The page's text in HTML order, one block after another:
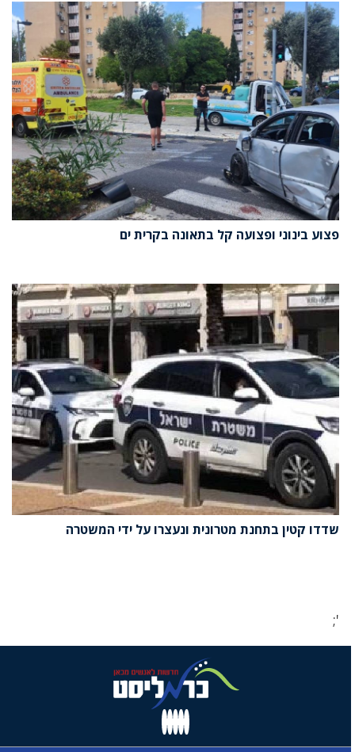
פצוע בינוני ופצועה קל בתאונה בקרית ים
שדדו קטין בתחנת מטרונית ונעצרו על ידי המשטרה
';